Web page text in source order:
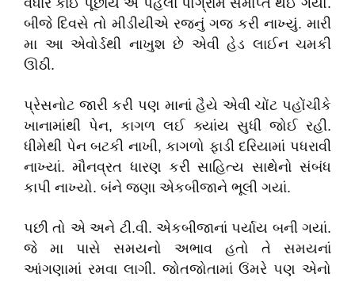
વધારે કાંઈ પૂછાય એ પહેલાં પોગ્રામ સમાપ્ત થઈ ગયો.
બીજે દિવસે તો મીડીયીએ રજનું ગજ કરી નાખ્યું. મારી
મા આ એવોર્ડથી નાખુશ છે એવી હેડ લાઈન ચમકી
ઊઠી.
પ્રેસનોટ જારી કરી પણ માનાં હૈયે એવી ચોંટ પહોંચીકે
ખાનામાંથી પેન, કાગળ લઈ ક્યાંય સુધી જોઈ રહી.
ધીમેથી પેન બટકી નાખી, કાગળો ફાડી દરિયામાં પધરાવી
નાખ્યાં. મૌનવ્રત ધારણ કરી સાહિત્ય સાથેનો સંબંધ
કાપી નાખ્યો. બંને જણા એકબીજાને ભૂલી ગયાં.
પછી તો એ અને ટી.વી. એકબીજાનાં પર્યાય બની ગયાં.
જે મા પાસે સમયનો અભાવ હતો તે સમયનાં
આંગણામાં રમવા લાગી. જોતજોતામાં ઉંમરે પણ એનો